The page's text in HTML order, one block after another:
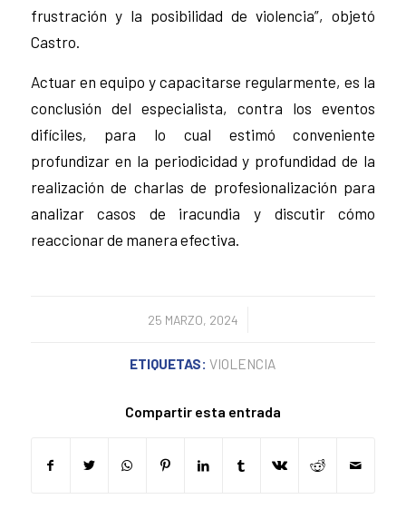
frustración y la posibilidad de violencia”, objetó
Castro.
Actuar en equipo y capacitarse regularmente, es la
conclusión del especialista, contra los eventos
difíciles, para lo cual estimó conveniente
profundizar en la periodicidad y profundidad de la
realización de charlas de profesionalización para
analizar casos de iracundia y discutir cómo
reaccionar de manera efectiva.
25 MARZO, 2024
/
ETIQUETAS: VIOLENCIA
Compartir esta entrada